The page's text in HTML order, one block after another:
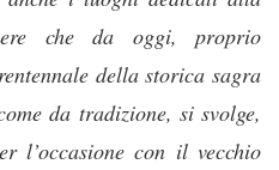
che da oggi, proprio
della storica sagra
da tradizione, si svolge,
l’occasione con il vecchio